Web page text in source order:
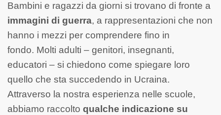
Bambini e ragazzi da giorni si trovano di fronte a
immagini di guerra, a rappresentazioni che non
hanno i mezzi per comprendere fino in
fondo. Molti adulti – genitori, insegnanti,
educatori – si chiedono come spiegare loro
quello che sta succedendo in Ucraina.
Attraverso la nostra esperienza nelle scuole,
abbiamo raccolto qualche indicazione su